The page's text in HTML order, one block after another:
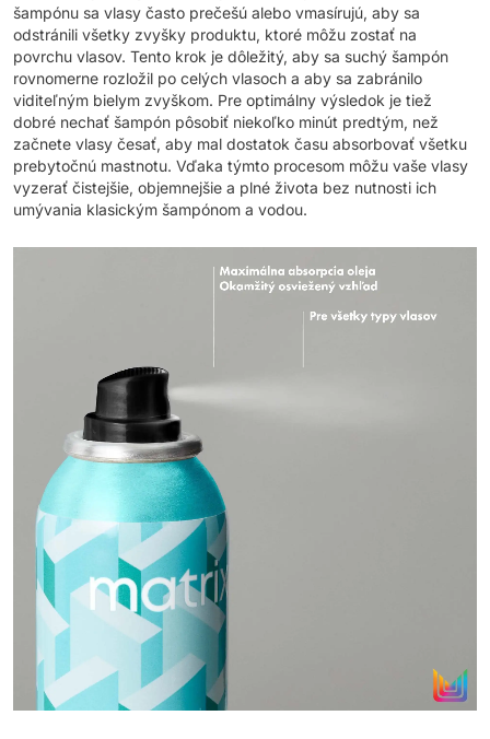
šampónu sa vlasy často prečešú alebo vmasírujú, aby sa
odstránili všetky zvyšky produktu, ktoré môžu zostať na
povrchu vlasov. Tento krok je dôležitý, aby sa suchý šampón
rovnomerne rozložil po celých vlasoch a aby sa zabránilo
viditeľným bielym zvyškom. Pre optimálny výsledok je tiež
dobré nechať šampón pôsobiť niekoľko minút predtým, než
začnete vlasy česať, aby mal dostatok času absorbovať všetku
prebytočnú mastnotu. Vďaka týmto procesom môžu vaše vlasy
vyzerať čistejšie, objemnejšie a plné života bez nutnosti ich
umývania klasickým šampónom a vodou.